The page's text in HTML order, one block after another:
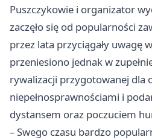
Puszczykowie i organizator
zaczęło się od popularności
przez lata przyciągały uwagę
przeniesiono jednak w
rywalizacji przygotowanej dla
niepełnosprawnościami i
dystansem oraz poczuciem
– Swego czasu bardzo